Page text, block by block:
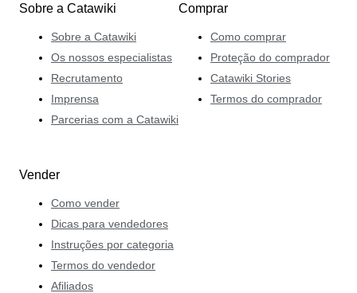
Sobre a Catawiki
Sobre a Catawiki
Os nossos especialistas
Recrutamento
Imprensa
Parcerias com a Catawiki
Comprar
Como comprar
Proteção do comprador
Catawiki Stories
Termos do comprador
Vender
Como vender
Dicas para vendedores
Instruções por categoria
Termos do vendedor
Afiliados